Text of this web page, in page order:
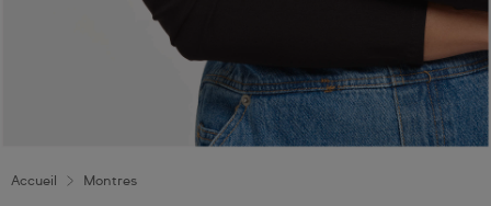
Accueil Montres